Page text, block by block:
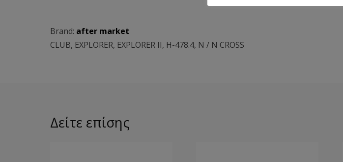
Brand: after market
CLUB, EXPLORER, EXPLORER II, H-478.4, N / N CROSS
Δείτε επίσης